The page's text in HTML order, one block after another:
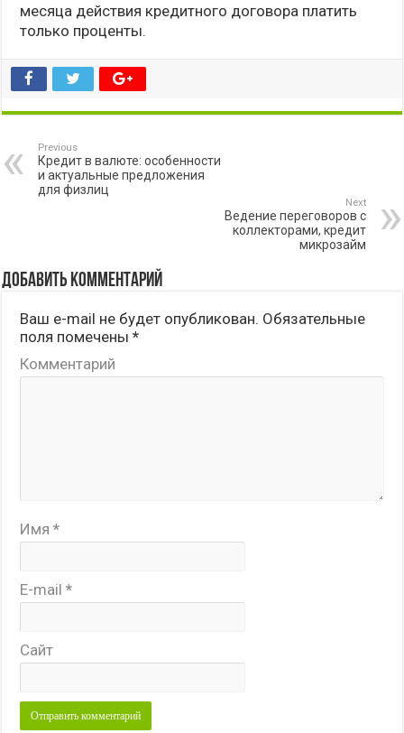
месяца действия кредитного договора платить
только проценты.
Previous
Кредит в валюте: особенности
и актуальные предложения
для физлиц
Next
Ведение переговоров с
коллекторами, кредит
микрозайм
Добавить комментарий
Ваш e-mail не будет опубликован. Обязательные
поля помечены*
Комментарий
Имя*
E-mail*
Сайт